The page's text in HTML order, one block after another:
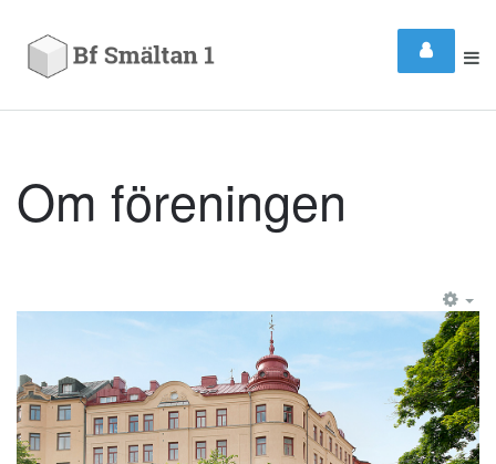
Om föreningen